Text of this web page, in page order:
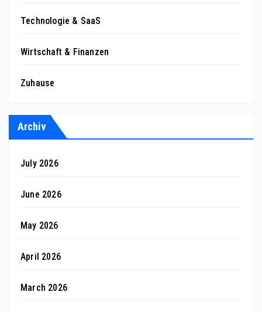
Technologie & SaaS
Wirtschaft & Finanzen
Zuhause
Archiv
July 2026
June 2026
May 2026
April 2026
March 2026